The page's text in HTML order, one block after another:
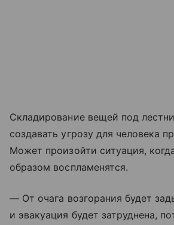
Складирование вещей под
создавать угрозу для человека
Может произойти ситуация,
образом воспламенятся.
— От очага возгорания будет
и эвакуация будет затруднена,